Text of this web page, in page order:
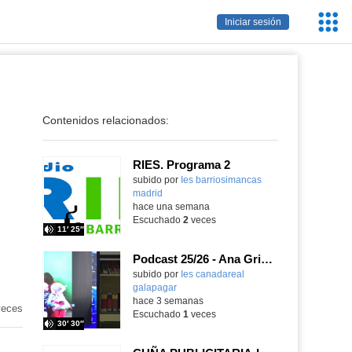
Iniciar sesión
Contenidos relacionados:
RIES. Programa 2
Contenido educativo.
subido por Ies barriosimancas
madrid
11′ 25″
hace una semana
Escuchado 2 veces
Podcast 25/26 - Ana Griott y los cuentos de las voces olvidadas
subido por Ies canadareal
galapagar
30′ 30″
-
hace 3 semanas
Escuchado 1 veces